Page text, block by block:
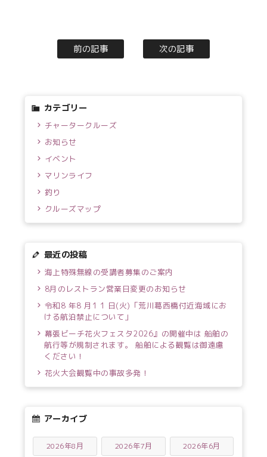
前の記事 次の記事
カテゴリー
チャータークルーズ
お知らせ
イベント
マリンライフ
釣り
クルーズマップ
最近の投稿
海上特殊無線の受講者募集のご案内
8月のレストラン営業日変更のお知らせ
令和8 年8 月1 1 日(火)「荒川葛西橋付近海域にお
ける航泊禁止について」
幕張ビーチ花火フェスタ2026』の開催中は 船舶の
航行等が規制されます。 船舶による観覧は御遠慮
ください！
花火大会観覧中の事故多発！
アーカイブ
2026年8月 2026年7月 2026年6月